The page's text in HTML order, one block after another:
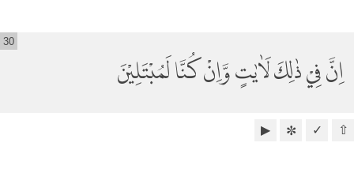
اِنَّ فِيْ ذٰلِكَ لَاٰيٰتٍ وَّاِنْ كُنَّا لَمُبْتَلِيْنَ
30
⇧
✓
✼
▶